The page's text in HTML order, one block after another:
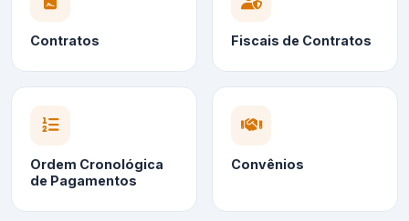
Contratos Fiscais de Contratos
Ordem Cronológica
de Pagamentos
Convênios